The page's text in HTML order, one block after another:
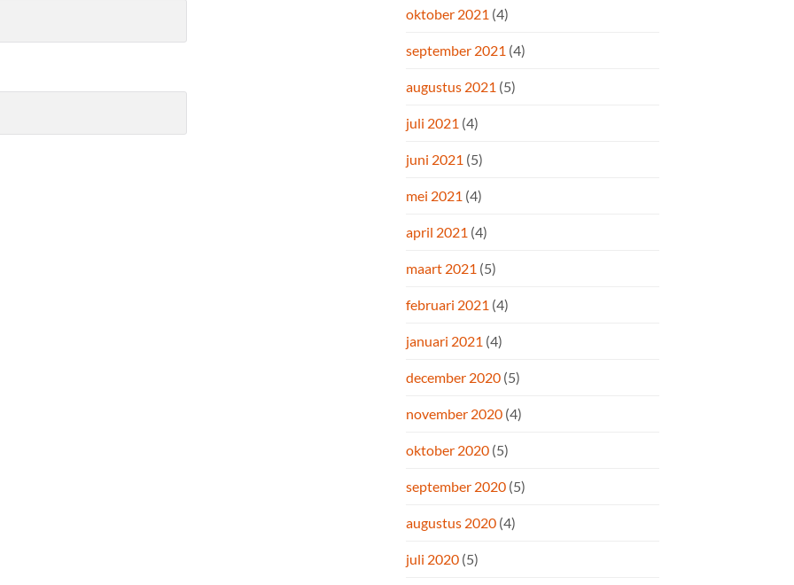
oktober 2021 (4)
september 2021 (4)
augustus 2021 (5)
juli 2021 (4)
juni 2021 (5)
mei 2021 (4)
april 2021 (4)
maart 2021 (5)
februari 2021 (4)
januari 2021 (4)
december 2020 (5)
november 2020 (4)
oktober 2020 (5)
september 2020 (5)
augustus 2020 (4)
juli 2020 (5)